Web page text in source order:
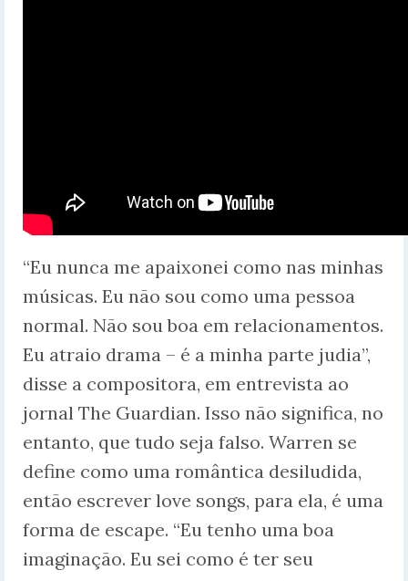
“Eu nunca me apaixonei como nas minhas
músicas. Eu não sou como uma pessoa
normal. Não sou boa em relacionamentos.
Eu atraio drama – é a minha parte judia”,
disse a compositora, em entrevista ao
jornal The Guardian. Isso não significa, no
entanto, que tudo seja falso. Warren se
define como uma romântica desiludida,
então escrever love songs, para ela, é uma
forma de escape. “Eu tenho uma boa
imaginação. Eu sei como é ter seu